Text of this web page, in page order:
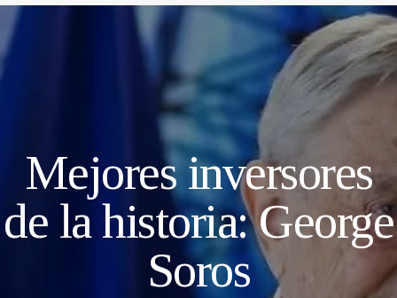
Mejores inversores
de la historia: George
Soros